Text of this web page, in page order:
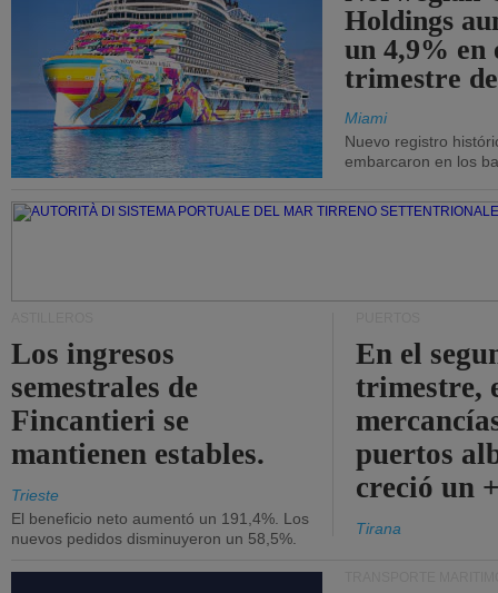
Holdings
un 4,9% en
trimestre
Miami
Nuevo registro
embarcaron en los
Los ingresos
semestrales de
Fincantieri se
mantienen estables.
Trieste
El beneficio neto aumentó un 191,4%. Los
nuevos pedidos disminuyeron un 58,5%.
En el
trimestre,
puertos
creció un
Tirana